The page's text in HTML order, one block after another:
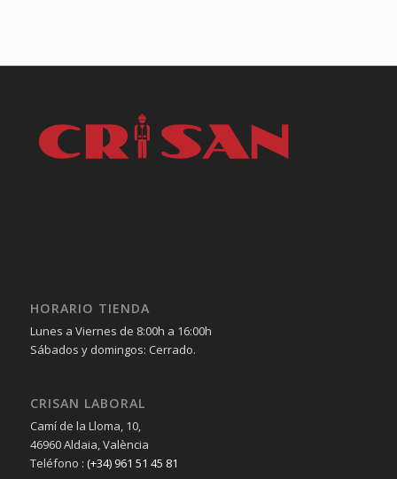
HORARIO TIENDA
Lunes a Viernes de 8:00h a 16:00h
Sábados y domingos: Cerrado.
CRISAN LABORAL
Camí de la Lloma, 10,
46960 Aldaia, València
Teléfono : (+34) 961 51 45 81